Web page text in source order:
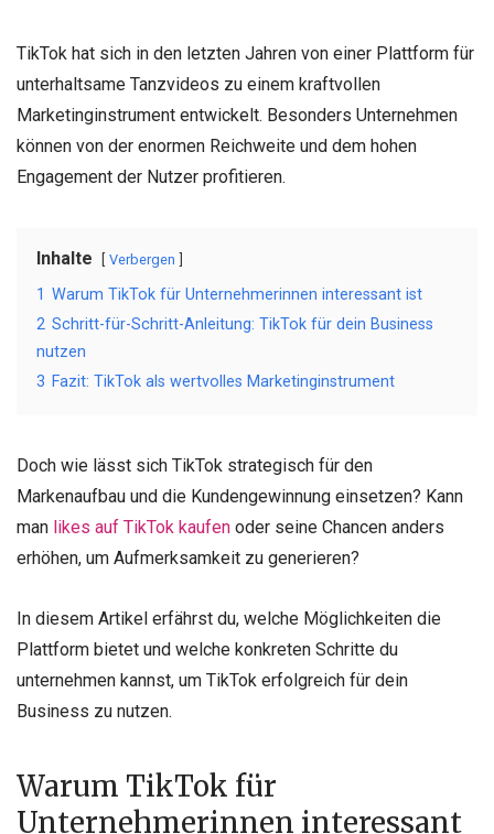
TikTok hat sich in den letzten Jahren von einer Plattform für
unterhaltsame Tanzvideos zu einem kraftvollen
Marketinginstrument entwickelt. Besonders Unternehmen
können von der enormen Reichweite und dem hohen
Engagement der Nutzer profitieren.
Inhalte Verbergen
1 Warum TikTok für Unternehmerinnen interessant ist
2 Schritt-für-Schritt-Anleitung: TikTok für dein Business
nutzen
3 Fazit: TikTok als wertvolles Marketinginstrument
Doch wie lässt sich TikTok strategisch für den
Markenaufbau und die Kundengewinnung einsetzen? Kann
man likes auf TikTok kaufen oder seine Chancen anders
erhöhen, um Aufmerksamkeit zu generieren?
In diesem Artikel erfährst du, welche Möglichkeiten die
Plattform bietet und welche konkreten Schritte du
unternehmen kannst, um TikTok erfolgreich für dein
Business zu nutzen.
Warum TikTok für
Unternehmerinnen interessant